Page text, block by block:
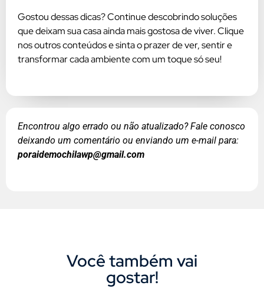
Gostou dessas dicas? Continue descobrindo soluções
que deixam sua casa ainda mais gostosa de viver. Clique
nos outros conteúdos e sinta o prazer de ver, sentir e
transformar cada ambiente com um toque só seu!
Encontrou algo errado ou não atualizado? Fale conosco
deixando um comentário ou enviando um e-mail para:
poraidemochilawp@gmail.com
Você também vai
gostar!